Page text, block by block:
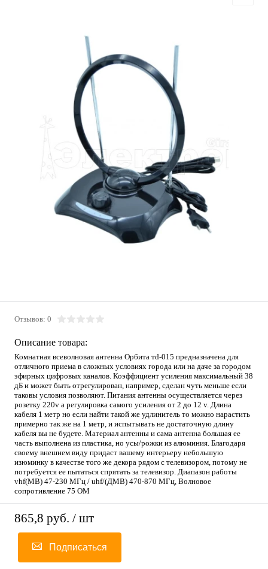
Отзывов: 0
Описание товара:
Комнатная всеволновая антенна Орбита тd-015 предназначена для
отличного приема в сложных условиях города или на даче за городом
эфирных цифровых каналов. Коэффициент усиления максимальный 38
дБ и может быть отрегулирован, например, сделан чуть меньше если
таковы условия позволяют. Питания антенны осуществляется через
розетку 220v а регулировка самого усиления от 2 до 12 v. Длина
кабеля 1 метр но если найти такой же удлинитель то можно нарастить
примерно так же на 1 метр, и испытывать не достаточную длину
кабеля вы не будете. Материал антенны и сама антенна большая ее
часть выполнена из пластика, но усы/рожки из алюминия. Благодаря
своему внешнем виду придаст вашему интерьеру небольшую
изюминку в качестве того же декора рядом с телевизором, потому не
потребуется ее пытаться спрятать за телевизор. Диапазон работы
vhf(МВ) 47-230 МГц / uhf/(ДМВ) 470-870 МГц, Волновое
сопротивление 75 ОМ
865,8 руб. / шт
Подписаться